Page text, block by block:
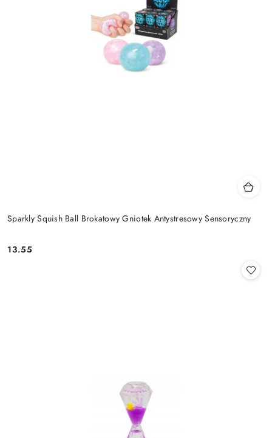
Sparkly Squish Ball Brokatowy Gniotek Antystresowy Sensoryczny
Cena:
13.55